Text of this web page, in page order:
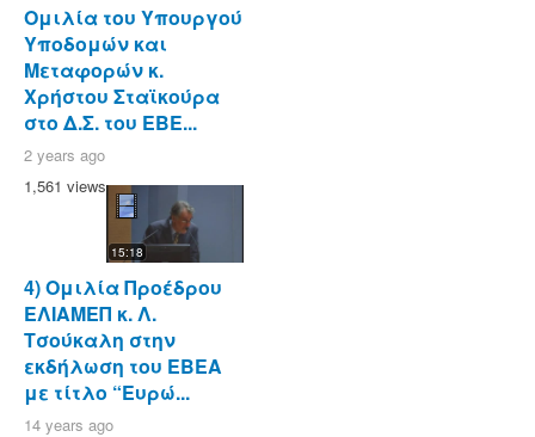
Ομιλία του Υπουργού
Υποδομών και
Μεταφορών κ.
Χρήστου Σταϊκούρα
στο Δ.Σ. του ΕΒΕ...
2 years ago
1,561 views
15:18
4) Ομιλία Προέδρου
ΕΛΙΑΜΕΠ κ. Λ.
Τσούκαλη στην
εκδήλωση του ΕΒΕΑ
με τίτλο “Ευρώ...
14 years ago